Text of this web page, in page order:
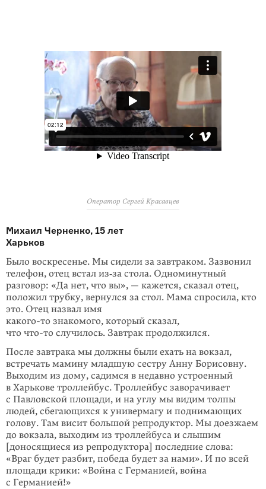
Оператор Сергей Красавцев
Михаил Черненко, 15 лет
Харьков
Было воскресенье. Мы сидели за завтраком. Зазвонил
телефон, отец встал из‑за стола. Одноминутный
разговор: «Да нет, что вы», — кажется, сказал отец,
положил трубку, вернулся за стол. Мама спросила, кто
это. Отец назвал имя
какого-то знакомого, который сказал,
что что-то случилось. Завтрак продол­жился.
После завтрака мы должны были ехать на вокзал,
встречать мамину младшую сестру Анну Борисовну.
Выходим из дому, садимся в недавно устроенный
в Харькове троллейбус. Троллейбус заворачивает
с Павловской площади, и на углу мы видим толпы
людей, сбегающихся к универмагу и поднимающих
голову. Там висит большой репродуктор. Мы доезжаем
до вокзала, выходим из троллейбуса и слышим
[доносящиеся из репродуктора] последние слова:
«Враг будет разбит, победа будет за нами». И по всей
площади крики: «Война с Германией, война
с Германией!»